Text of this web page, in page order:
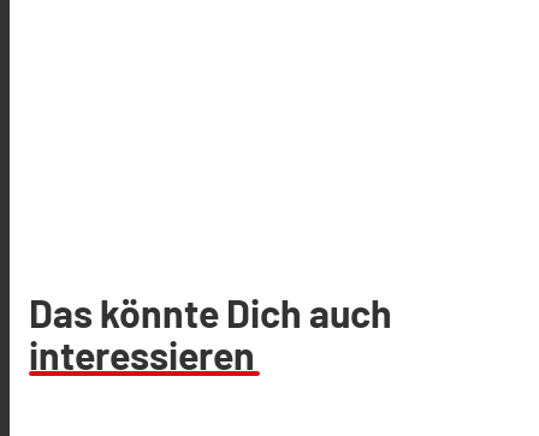
Das könnte Dich auch
interessieren